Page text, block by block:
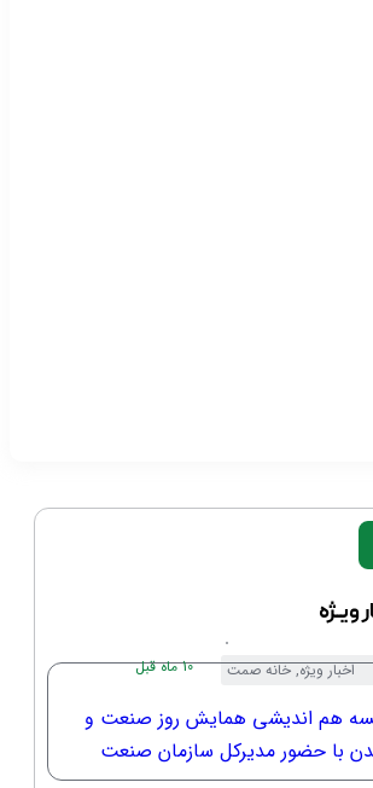
ویـژه
اخبار ویژه,خانه صمت 10 ماه قبل
هم اندیشی همایش روز صنعت و
با حضور مدیرکل سازمان صنعت